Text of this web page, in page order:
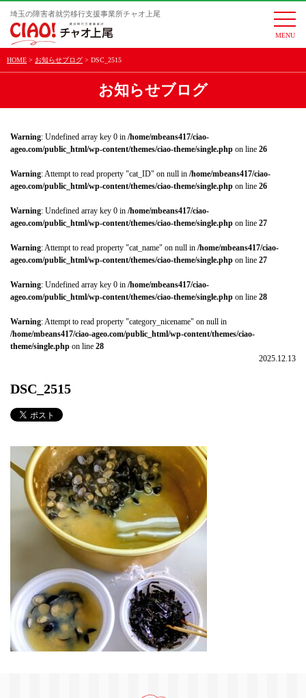
埼玉の障害者就労移行支援事業所チャオ上尾
HOME お知らせブログ DSC_2515
お知らせブログ
Warning: Undefined array key 0 in /home/mbeans417/ciao-
ageo.com/public_html/wp-content/themes/ciao-theme/single.php on line 26
Warning: Attempt to read property "cat_ID" on null in /home/mbeans417/ciao-
ageo.com/public_html/wp-content/themes/ciao-theme/single.php on line 26
Warning: Undefined array key 0 in /home/mbeans417/ciao-
ageo.com/public_html/wp-content/themes/ciao-theme/single.php on line 27
Warning: Attempt to read property "cat_name" on null in /home/mbeans417/ciao-
ageo.com/public_html/wp-content/themes/ciao-theme/single.php on line 27
Warning: Undefined array key 0 in /home/mbeans417/ciao-
ageo.com/public_html/wp-content/themes/ciao-theme/single.php on line 28
Warning: Attempt to read property "category_nicename" on null in
/home/mbeans417/ciao-ageo.com/public_html/wp-content/themes/ciao-
theme/single.php on line 28
2025.12.13
DSC_2515